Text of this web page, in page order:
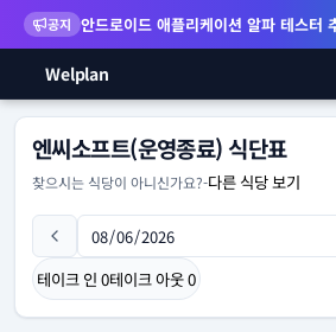
공지 안드로이드 애플리케이션 알파 테스터
Welplan
엔씨소프트(운영종료) 식단표
찾으시는 식당이 아니신가요?-다른 식당 보기
테이크 인 0테이크 아웃0